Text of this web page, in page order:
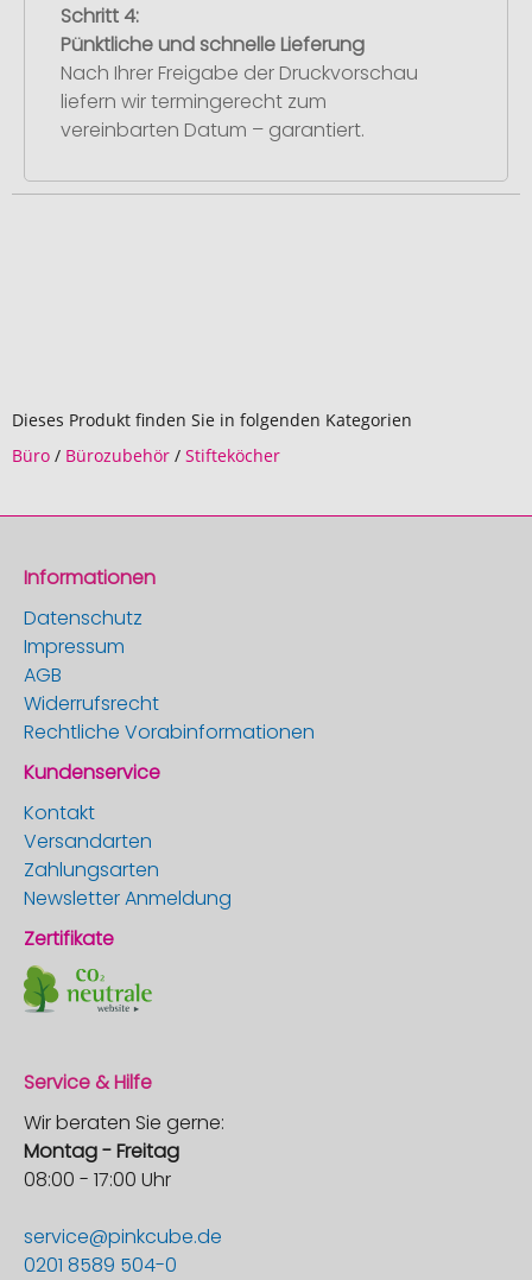
Schritt 4:
Pünktliche und schnelle Lieferung
Nach Ihrer Freigabe der Druckvorschau
liefern wir termingerecht zum
vereinbarten Datum – garantiert.
Dieses Produkt finden Sie in folgenden Kategorien
Büro / Bürozubehör / Stifteköcher
Informationen
Datenschutz
Impressum
AGB
Widerrufsrecht
Rechtliche Vorabinformationen
Kundenservice
Kontakt
Versandarten
Zahlungsarten
Newsletter Anmeldung
Zertifikate
Service & Hilfe
Wir beraten Sie gerne:
Montag - Freitag
08:00 - 17:00 Uhr
service@pinkcube.de
0201 8589 504-0